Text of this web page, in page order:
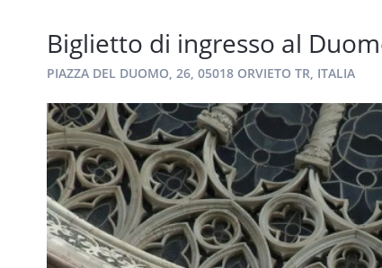
Biglietto di ingresso al
PIAZZA DEL DUOMO, 26, 05018 ORVIETO TR, ITALIA